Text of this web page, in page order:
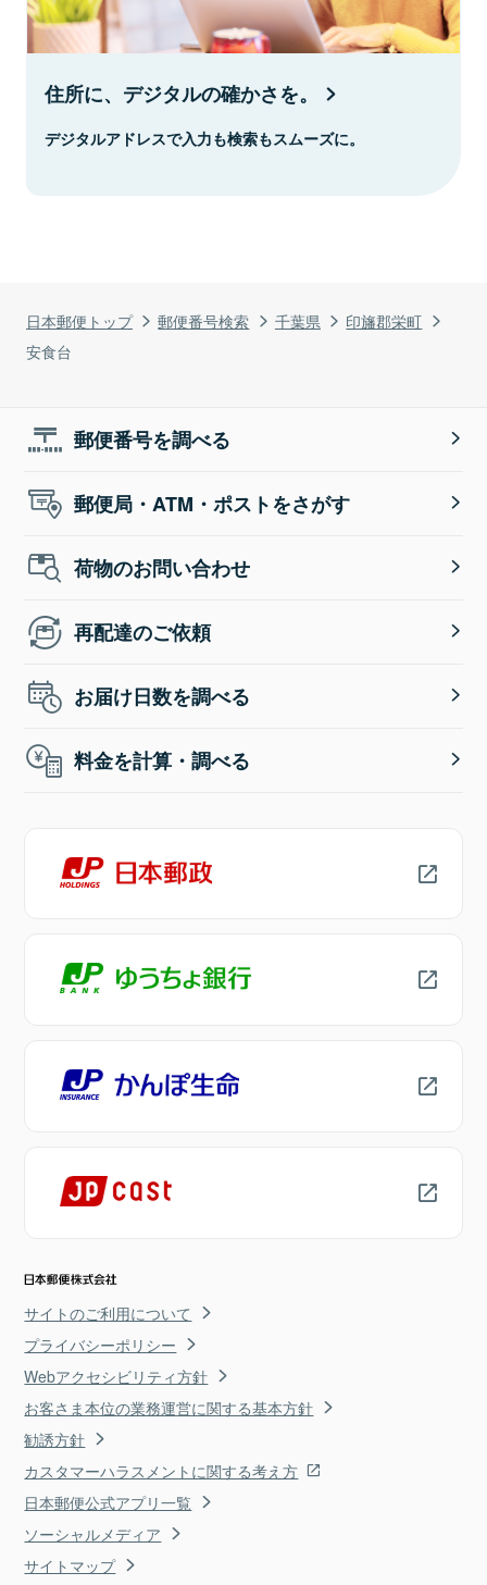
日本郵便トップ 郵便番号検索 千葉県
印旛郡栄町
安食台
住所に、デジタルの確かさを。
デジタルアドレスで入力も検索もスムーズに。
郵便番号を調べる
郵便局・ATM・ポストをさがす
荷物のお問い合わせ
再配達のご依頼
お届け日数を調べる
料金を計算・調べる
サイトのご利用について
プライバシーポリシー
Webアクセシビリティ方針
お客さま本位の業務運営に関する基本方針
勧誘方針
カスタマーハラスメントに関する考え方
日本郵便公式アプリ一覧
ソーシャルメディア
サイトマップ